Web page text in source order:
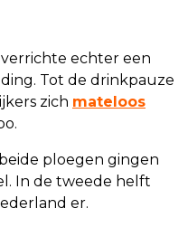
echter een
Tot de drinkpauze
zich mateloos
ploegen gingen
In de tweede helft
er.